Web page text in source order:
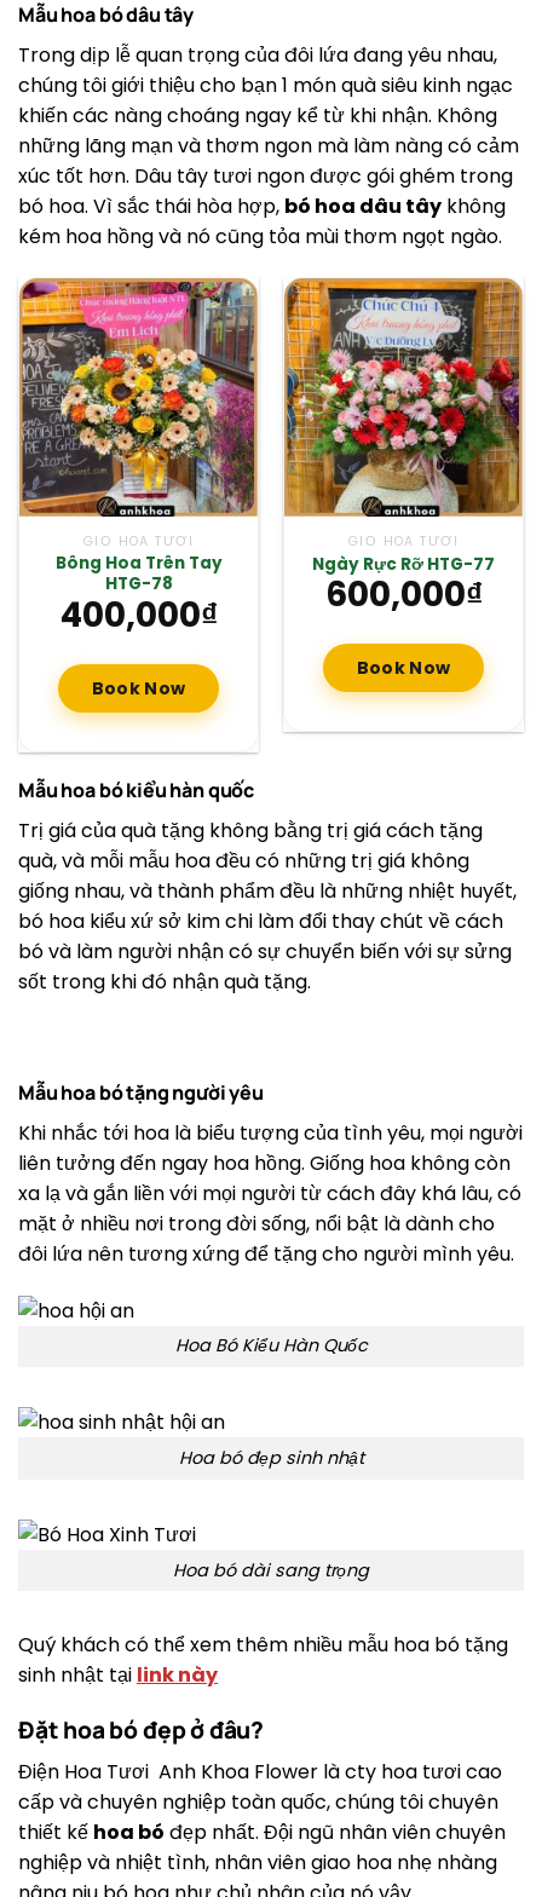
Mẫu hoa bó dâu tây
Trong dịp lễ quan trọng của đôi lứa đang yêu nhau,
chúng tôi giới thiệu cho bạn 1 món quà siêu kinh ngạc
khiến các nàng choáng ngay kể từ khi nhận. Không
những lãng mạn và thơm ngon mà làm nàng có cảm
xúc tốt hơn. Dâu tây tươi ngon được gói ghém trong
bó hoa. Vì sắc thái hòa hợp, bó hoa dâu tây không
kém hoa hồng và nó cũng tỏa mùi thơm ngọt ngào.
GIỎ HOA TƯƠI
Bông Hoa Trên Tay
HTG-78
400,000₫
Book Now
GIỎ HOA TƯƠI
Ngày Rực Rỡ HTG-77
600,000₫
Book Now
Mẫu hoa bó kiểu hàn quốc
Trị giá của quà tặng không bằng trị giá cách tặng
quà, và mỗi mẫu hoa đều có những trị giá không
giống nhau, và thành phẩm đều là những nhiệt huyết,
bó hoa kiểu xứ sở kim chi làm đổi thay chút về cách
bó và làm người nhận có sự chuyển biến với sự sửng
sốt trong khi đó nhận quà tặng.
Mẫu hoa bó tặng người yêu
Khi nhắc tới hoa là biểu tượng của tình yêu, mọi người
liên tưởng đến ngay hoa hồng. Giống hoa không còn
xa lạ và gắn liền với mọi người từ cách đây khá lâu, có
mặt ở nhiều nơi trong đời sống, nổi bật là dành cho
đôi lứa nên tương xứng để tặng cho người mình yêu.
Hoa Bó Kiểu Hàn Quốc
Hoa bó đẹp sinh nhật
Hoa bó dài sang trọng
Quý khách có thể xem thêm nhiều mẫu hoa bó tặng
sinh nhật tại link này
Đặt hoa bó đẹp ở đâu?
Điện Hoa Tươi Anh Khoa Flower là cty hoa tươi cao
cấp và chuyên nghiệp toàn quốc, chúng tôi chuyên
thiết kế hoa bó đẹp nhất. Đội ngũ nhân viên chuyên
nghiệp và nhiệt tình, nhân viên giao hoa nhẹ nhàng